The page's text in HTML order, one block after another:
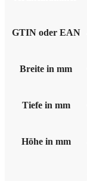
GTIN oder EAN
Breite in mm
Tiefe in mm
Höhe in mm